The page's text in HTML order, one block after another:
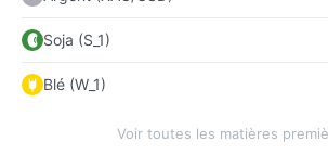
Soja (S_1)
Blé (W_1)
Voir toutes les matières